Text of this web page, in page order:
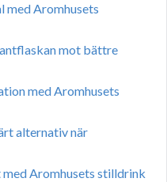
med Aromhusets
mot bättre
med Aromhusets
alternativ när
Aromhusets stilldrink